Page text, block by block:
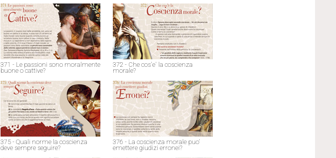
371 - Le passioni sono moralmente
buone o cattive?
372 - Che cos'e' la coscienza
morale?
375 - Quali norme la coscienza
deve sempre seguire?
376 - La coscienza morale puo'
emettere giudizi erronei?